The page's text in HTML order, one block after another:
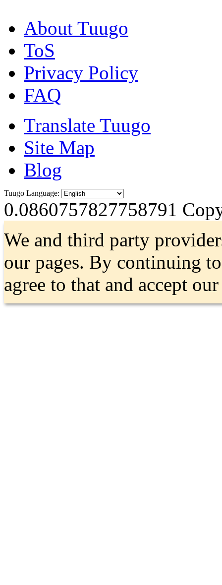
About Tuugo
ToS
Privacy Policy
FAQ
Translate Tuugo
Site Map
Blog
Tuugo Language:
0.0860757827758791
We and third party
our pages. By continuing
agree to that and accept